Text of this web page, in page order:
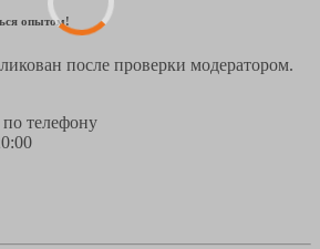
опытом!
после проверки модератором.
по телефону